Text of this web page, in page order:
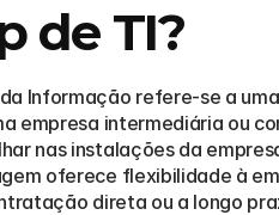
de TI?
Informação refere-se a
empresa intermediária ou
nas instalações da
oferece flexibilidade à
direta ou a longo